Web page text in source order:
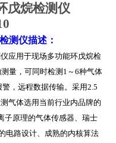
戊烷检测仪
测仪描述：
应用于现场多功能环戊烷检
量，可同时检测 1 ～6种气体
，远程数据传输。采用2.5
气体选用当前行业内品牌的
子原理的气体传感器、瑞士
电路设计、成熟的内核算法